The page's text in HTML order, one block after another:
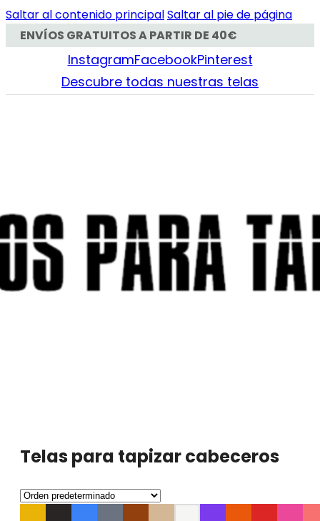
Saltar al contenido principalSaltar al pie de página
ENVÍOS GRATUITOS A PARTIR DE 40€
InstagramFacebookPinterest
Descubre todas nuestras telas
Telas para tapizar cabeceros